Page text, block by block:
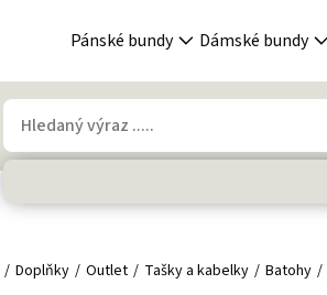
Pánské bundy Dámské bundy
Doplňky Outlet Tašky a kabelky Batohy